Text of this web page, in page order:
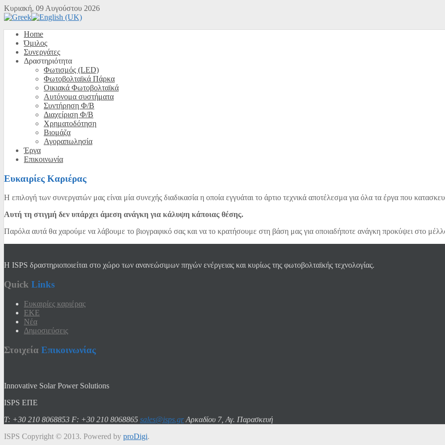
Κυριακή, 09 Αυγούστου 2026
Home
Όμιλος
Συνεργάτες
Δραστηριότητα
Φωτισμός (LED)
Φωτοβολταϊκά Πάρκα
Οικιακά Φωτοβολταϊκά
Αυτόνομα συστήματα
Συντήρηση Φ/Β
Διαχείριση Φ/Β
Χρηματοδότηση
Βιομάζα
Αγοραπωλησία
Έργα
Επικοινωνία
Ευκαιρίες Καριέρας
Η επιλογή των συνεργατών μας είναι μία συνεχής διαδικασία η οποία εγγυάται το άρτιο τεχνικά αποτέλεσμα για όλα τα έργα που
Αυτή τη στιγμή δεν υπάρχει άμεση ανάγκη για κάλυψη κάποιας θέσης.
Παρόλα αυτά θα χαρούμε να λάβουμε το βιογραφικό σας και να το κρατήσουμε στη βάση μας για οποιαδήποτε ανάγκη προκύψει στο
Η ISPS δραστηριοποιείται στο χώρο των ανανεώσιμων πηγών ενέργειας και κυρίως της φωτοβολταϊκής τεχνολογίας.
Quick Links
Ευκαιρίες καριέρας
EKE
Νέα
Δημοσιεύσεις
Στοιχεία Επικοινωνίας
Innovative Solar Power Solutions
ISPS ΕΠΕ
T: +30 210 8068853 F: +30 210 8068865 sales@isps.gr Αρκαδίου 7, Αγ. Παρασκευή
ISPS Copyright © 2013. Powered by proDigi.